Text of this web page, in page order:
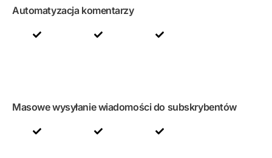
Automatyzacja komentarzy
Masowe wysyłanie wiadomości do subskrybentów